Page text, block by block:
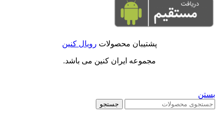
پشتیبان محصولات رویال کنین
مجموعه ایران کنین می باشد.
بستن
جستجو